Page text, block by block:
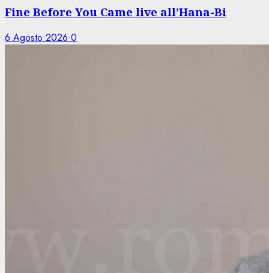
Fine Before You Came live all’Hana-Bi
6 Agosto 2026 0